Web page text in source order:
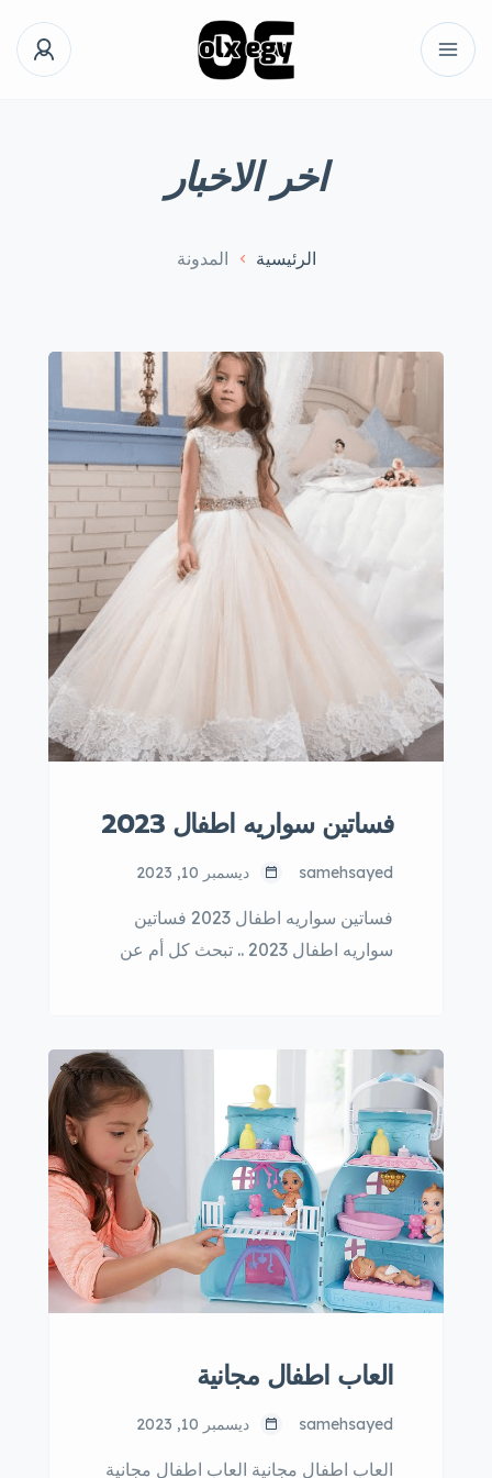
اخر الاخبار
الرئيسية المدونة
فساتين سواريه اطفال 2023
samehsayed ديسمبر 10, 2023
فساتين سواريه اطفال 2023 فساتين
سواريه اطفال 2023 .. تبحث كل أم عن
من أهم الخيارات التي ترغب الأمهات في
اختيارها لبناتهن. وفي عام 2023، تتنوع
موديلات فساتين السهرة للأطفال بشكل
كبير، لتتناسب مع جميع الأذواق وتناسب
جميع المناسبات. أبرز موديلات فساتين
سواريه اطفال 2023 فساتين […]
العاب اطفال مجانية
samehsayed ديسمبر 10, 2023
العاب اطفال مجانية العاب اطفال مجانية